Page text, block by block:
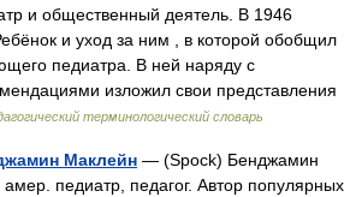
и общественный деятель. В 1946
и уход за ним , в которой обобщил
педиатра. В ней наряду с
изложил свои представления
терминологический словарь
Маклейн — (Spock) Бенджамин
педиатр, педагог. Автор популярных